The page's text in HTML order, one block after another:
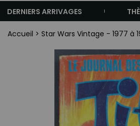
DERNIERS ARRIVAGES
Accueil > Star Wars Vintage - 1977 à